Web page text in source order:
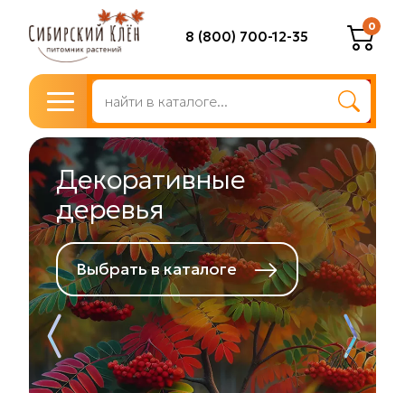
8 (800) 700-12-35
0
Плодово-ягодные
растения
Выбрать в каталоге